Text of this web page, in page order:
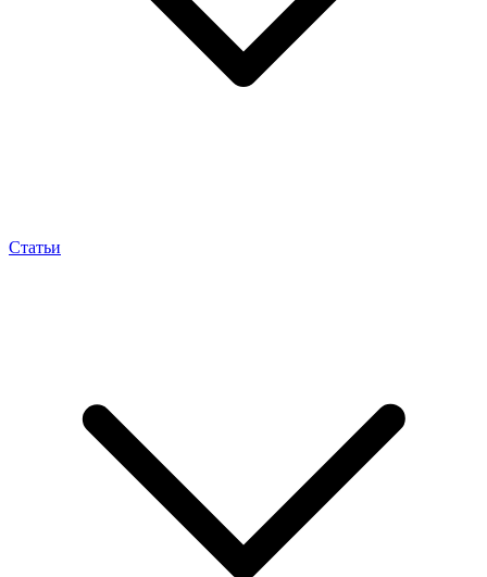
Статьи